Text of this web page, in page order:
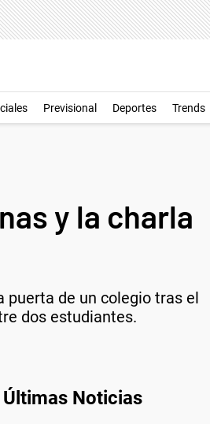
Previsional Deportes Trends
y la charla
puerta de un colegio tras el
dos estudiantes.
Últimas Noticias